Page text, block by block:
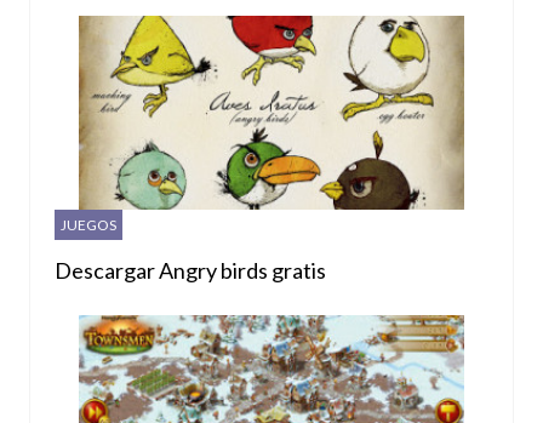
JUEGOS
Descargar Angry birds gratis